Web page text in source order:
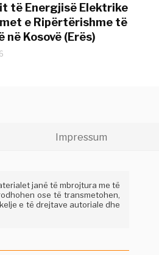
të Energjisë Elektrike
e Ripërtërishme të
në Kosovë (Erës)
Impressum
janë të mbrojtura me të
ose të transmetohen,
e të drejtave autoriale dhe